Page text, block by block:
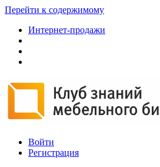
Перейти к содержимому
Интернет-продажи
Войти
Регистрация